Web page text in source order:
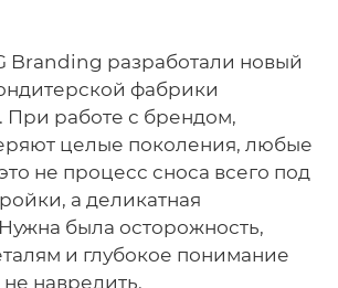
Branding разработали новый
фабрики
При работе с брендом,
целые поколения, любые
не процесс сноса всего под
а деликатная
была осторожность,
и глубокое понимание
навредить.